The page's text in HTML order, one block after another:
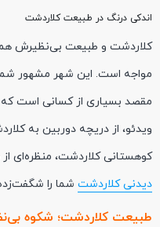
اندکی درنگ در طبیعت کلاردشت
کلاردشت و طبیعت بی‌نظیرش
مواجه است. این شهر مشهور
مقصد بسیاری از کسانی است که
ویدئو، از دریچه دوربین به
کوهستانی کلاردشت، منظره‌ای از
دیدنی کلاردشت شما را
طبیعت کلاردشت؛ شکوه